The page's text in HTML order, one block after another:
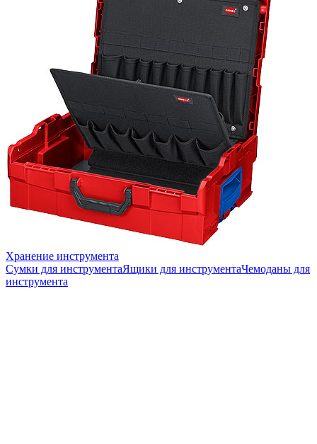
Хранение инструмента
Сумки для инструментаЯщики для инструментаЧемоданы для
инструмента